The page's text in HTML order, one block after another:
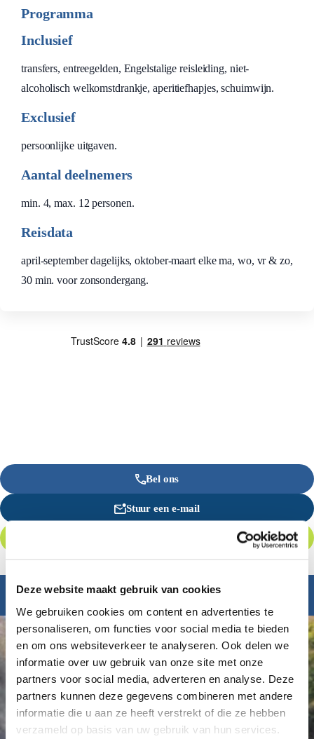
Deze website maakt gebruik van cookies
We gebruiken cookies om content en advertenties te
personaliseren, om functies voor social media te bieden
en om ons websiteverkeer te analyseren. Ook delen we
informatie over uw gebruik van onze site met onze
partners voor social media, adverteren en analyse. Deze
partners kunnen deze gegevens combineren met andere
informatie die u aan ze heeft verstrekt of die ze hebben
verzameld op basis van uw gebruik van hun services.
Programma
Inclusief
transfers, entreegelden, Engelstalige reisleiding, niet-
alcoholisch welkomstdrankje, aperitiefhapjes, schuimwijn.
Exclusief
persoonlijke uitgaven.
Aantal deelnemers
min. 4, max. 12 personen.
Reisdata
april-september dagelijks, oktober-maart elke ma, wo, vr & zo,
30 min. voor zonsondergang.
Bel ons
Stuur een e-mail
Inspiratie nodig?